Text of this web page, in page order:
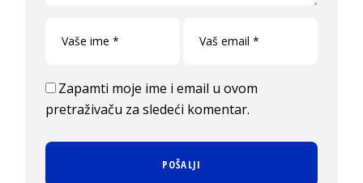
Zapamti moje ime i email u ovom
pretraživaču za sledeći komentar.